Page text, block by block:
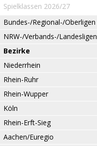
Spielklassen 2026/27
Bundes-/Regional-/Oberligen
NRW-/Verbands-/Landesligen
Bezirke
Niederrhein
Rhein-Ruhr
Rhein-Wupper
Köln
Rhein-Erft-Sieg
Aachen/Euregio